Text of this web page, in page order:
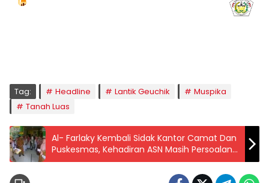
Tag: Headline Lantik Geuchik
Muspika
Tanah Luas
Al- Farlaky Kembali Sidak Kantor Camat Dan
Puskesmas, Kehadiran ASN Masih Persoalan
Serius